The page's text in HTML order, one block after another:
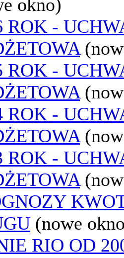
okno)
ROK -
ROK -
ROK -
ROK -
(nowe
RIO OD